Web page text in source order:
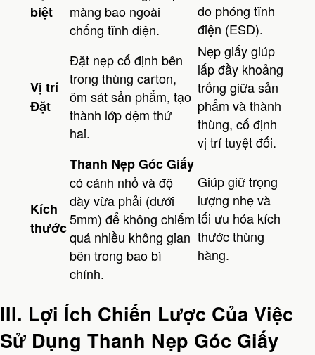
biệt
màng bao ngoài
chống tĩnh điện.
do phóng tĩnh
điện (ESD).
Vị trí
Đặt
Đặt nẹp cố định bên
trong thùng carton,
ôm sát sản phẩm, tạo
thành lớp đệm thứ
hai.
Nẹp giấy giúp
lấp đầy khoảng
trống giữa sản
phẩm và thành
thùng, cố định
vị trí tuyệt đối.
Kích
thước
Thanh Nẹp Góc Giấy
có cánh nhỏ và độ
dày vừa phải (dưới
5mm) để không chiếm
quá nhiều không gian
bên trong bao bì
chính.
Giúp giữ trọng
lượng nhẹ và
tối ưu hóa kích
thước thùng
hàng.
III. Lợi Ích Chiến Lược Của Việc
Sử Dụng Thanh Nẹp Góc Giấy